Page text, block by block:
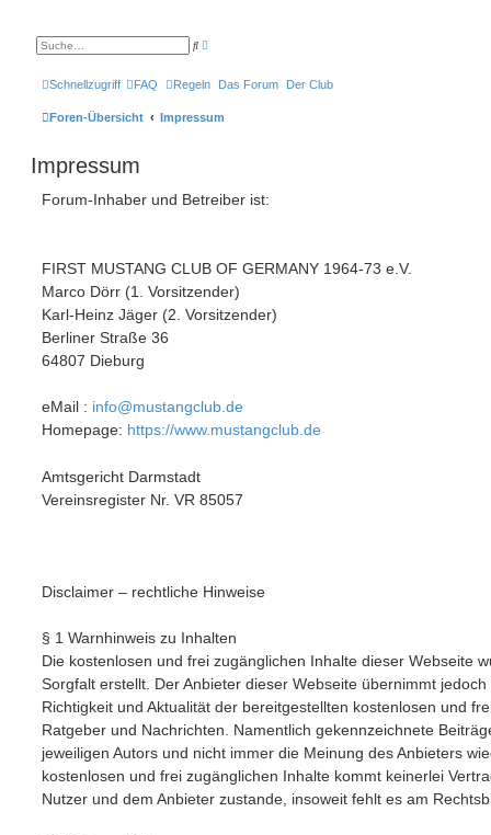
S
h
e i
e
h
Schnellzugriff FAQ Regeln Das Forum Der Club
Foren-Übersicht Impressum
Impressum
Forum-Inhaber und Betreiber ist:
FIRST MUSTANG CLUB OF GERMANY 1964-73 e.V.
Marco Dörr (1. Vorsitzender)
Karl-Heinz Jäger (2. Vorsitzender)
Berliner Straße 36
64807 Dieburg
eMail : info@mustangclub.de
Homepage: https://www.mustangclub.de
Amtsgericht Darmstadt
Vereinsregister Nr. VR 85057
Disclaimer – rechtliche Hinweise
§ 1 Warnhinweis zu Inhalten
Die kostenlosen und frei zugänglichen Inhalte dieser Webseite
Sorgfalt erstellt. Der Anbieter dieser Webseite übernimmt
Richtigkeit und Aktualität der bereitgestellten kostenlosen und
Ratgeber und Nachrichten. Namentlich gekennzeichnete
jeweiligen Autors und nicht immer die Meinung des Anbieters
kostenlosen und frei zugänglichen Inhalte kommt keinerlei
Nutzer und dem Anbieter zustande, insoweit fehlt es am